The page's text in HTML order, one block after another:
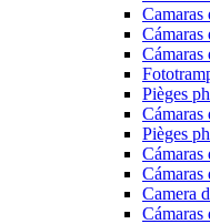
Pièges
Pièges
Camera